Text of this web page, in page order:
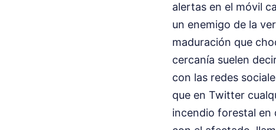
alertas en el móvil
un enemigo de la
maduración que
cercanía suelen
con las redes
que en Twitter
incendio forestal en